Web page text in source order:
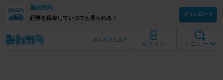
記事を保存していつでも見られる！
ダウンロード
メニュー
ログイン
みんカラとは？